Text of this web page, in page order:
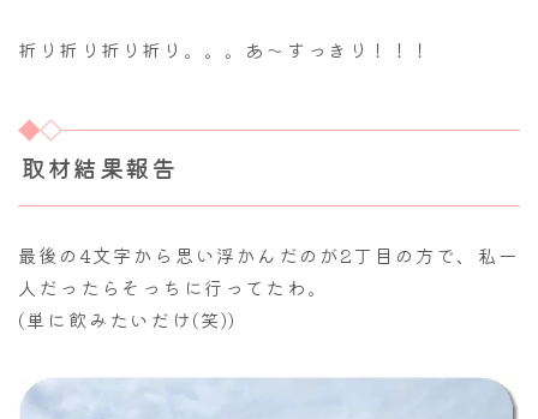
折り折り折り折り。。。あ～すっきり！！！
取材結果報告
最後の4文字から思い浮かんだのが2丁目の方で、私一
人だったらそっちに行ってたわ。
(単に飲みたいだけ(笑))